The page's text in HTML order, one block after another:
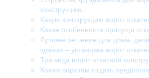
конструкцию.
Какую конструкцию ворот
Какие особенности присущи
Лучшее решение для дома,
здания – установка ворот
Три вида ворот откатной
Каким воротам отдать